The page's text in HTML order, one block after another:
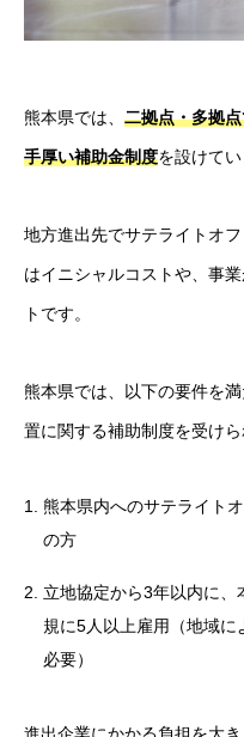
熊本県では、 二拠点・多拠
手厚い補助金制度を設けてい
地方進出先でサテライトオ
はイニシャルコストや、事
トです。
熊本県では、以下の要件を
置に関する補助制度を受けら
熊本県内へのサテライト
の方
立地協定から3年以内に
規に5人以上雇用（地域
必要）